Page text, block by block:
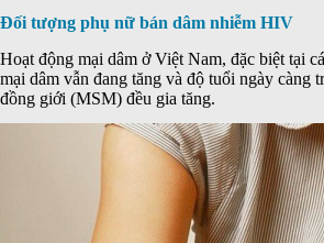
Đối tượng phụ nữ bán dâm nhiễm HIV
Hoạt động mại dâm ở Việt Nam, đặc biệt tại
mại dâm vẫn đang tăng và độ tuổi ngày
đồng giới (MSM) đều gia tăng.